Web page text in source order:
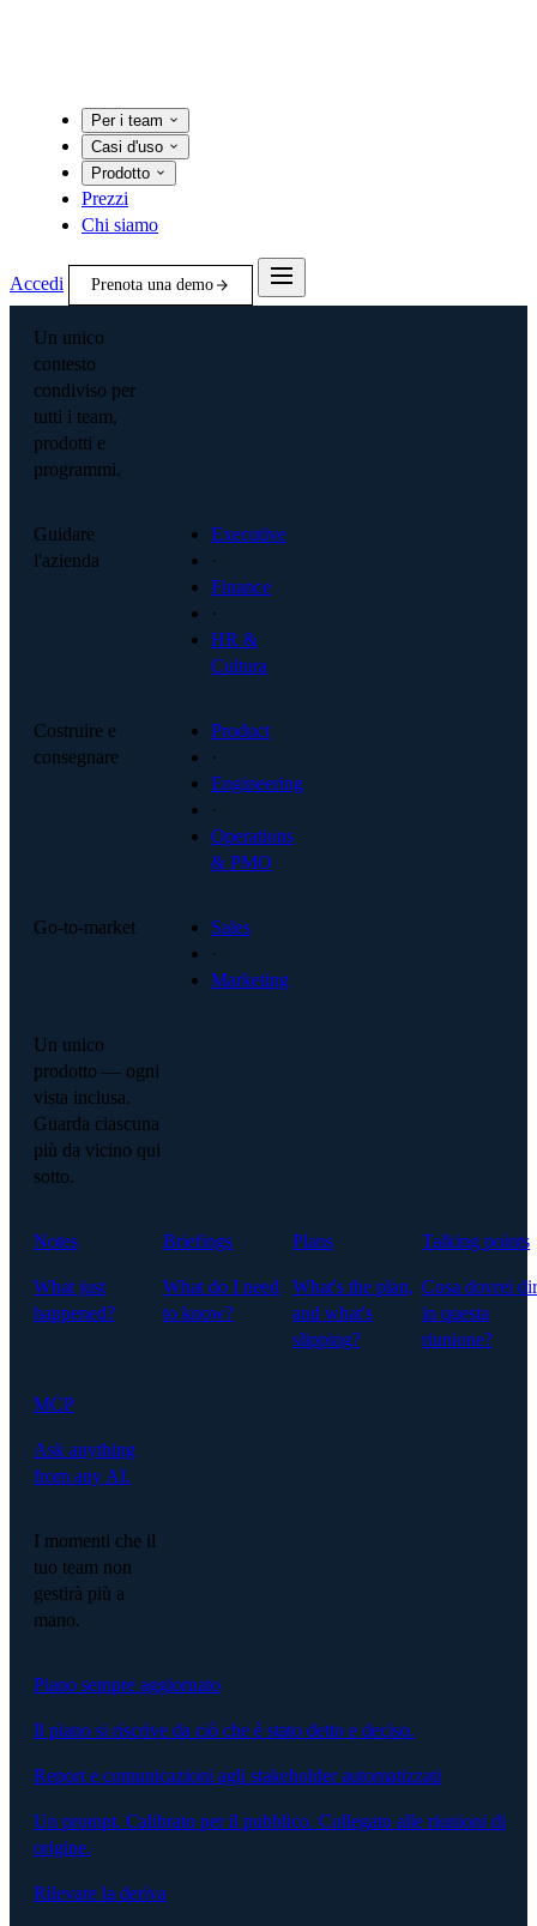
Per i team
Casi d'uso
Prodotto
Prezzi
Chi siamo
Accedi Prenota una demo
Un unico
contesto
condiviso per
tutti i team,
prodotti e
programmi.
Guidare
l'azienda
Executive
·
Finance
·
HR &
Cultura
Costruire e
consegnare
Product
·
Engineering
·
Operations
& PMO
Go-to-market
Sales
·
Marketing
Un unico
prodotto — ogni
vista inclusa.
Guarda ciascuna
più da vicino qui
sotto.
Notes
What just
happened?
Briefings
What do I need
to know?
Plans
What's the plan,
and what's
slipping?
Talking points
Cosa dovrei
in questa
riunione?
MCP
Ask anything
from any AI.
I momenti che il
tuo team non
gestirà più a
mano.
Piano sempre aggiornato
Il piano si riscrive da ciò che è stato detto e deciso.
Report e comunicazioni agli stakeholder automatizzati
Un prompt. Calibrato per il pubblico. Collegato alle riunioni di
origine.
Rilevare la deriva